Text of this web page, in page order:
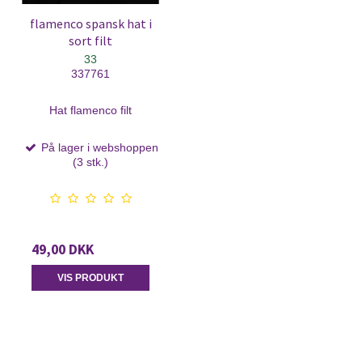
flamenco spansk hat i
sort filt
33
337761
Hat flamenco filt
På lager i webshoppen
(3 stk.)
49,00 DKK
VIS PRODUKT